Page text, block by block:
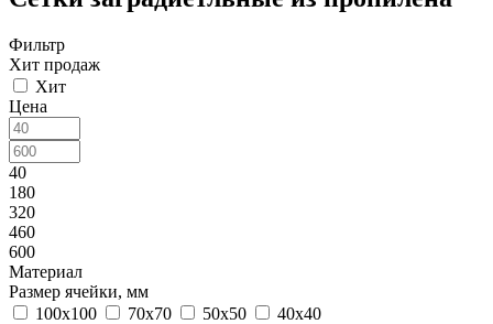
Фильтр
Хит продаж
Хит
Цена
40
180
320
460
600
Материал
Размер ячейки, мм
100х100
70х70 50х50
40х40